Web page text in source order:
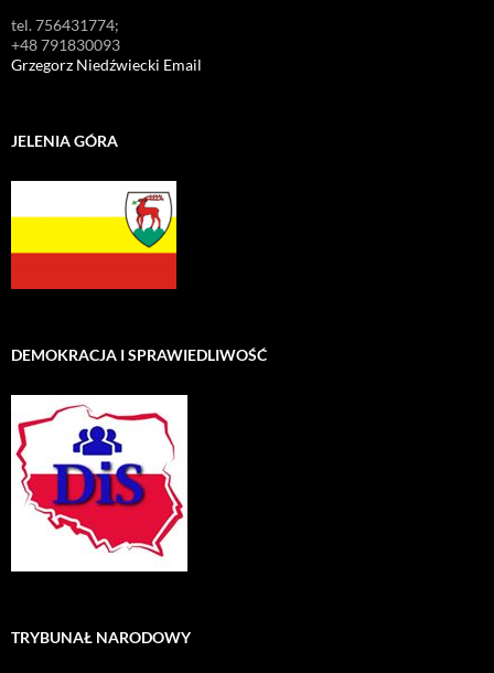
tel. 756431774;
+48 791830093
Grzegorz Niedźwiecki Email
JELENIA GÓRA
DEMOKRACJA I SPRAWIEDLIWOŚĆ
TRYBUNAŁ NARODOWY